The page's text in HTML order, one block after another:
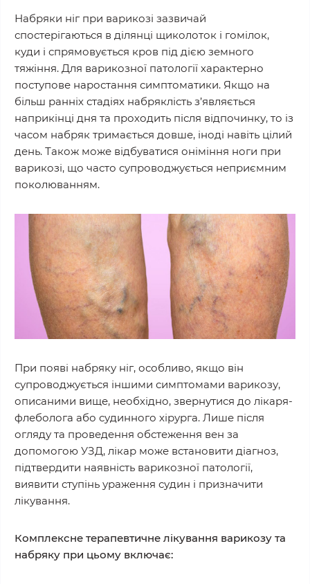
Набряки ніг при варикозі зазвичай
спостерігаються в ділянці щиколоток і гомілок,
куди і спрямовується кров під дією земного
тяжіння. Для варикозної патології характерно
поступове наростання симптоматики. Якщо на
більш ранніх стадіях набряклість з’являється
наприкінці дня та проходить після відпочинку, то із
часом набряк тримається довше, іноді навіть цілий
день. Також може відбуватися оніміння ноги при
варикозі, що часто супроводжується неприємним
поколюванням.
При появі набряку ніг, особливо, якщо він
супроводжується іншими симптомами варикозу,
описаними вище, необхідно, звернутися до лікаря-
флеболога або судинного хірурга. Лише після
огляду та проведення обстеження вен за
допомогою УЗД, лікар може встановити діагноз,
підтвердити наявність варикозної патології,
виявити ступінь ураження судин і призначити
лікування.
Комплексне терапевтичне лікування варикозу та
набряку при цьому включає: